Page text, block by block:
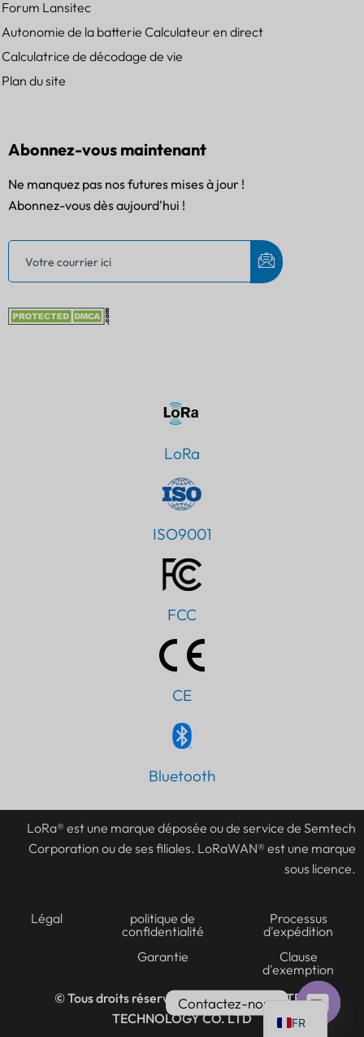
Forum Lansitec
Autonomie de la batterie Calculateur en direct
Calculatrice de décodage de vie
Plan du site
Abonnez-vous maintenant
Ne manquez pas nos futures mises à jour !
Abonnez-vous dès aujourd'hui !
LoRa
ISO9001
FCC
CE
Bluetooth
LoRa® est une marque déposée ou de service de Semtech
Corporation ou de ses filiales. LoRaWAN® est une marque
sous licence.
Légal
politique de
confidentialité
Garantie
Processus
d'expédition
Clause
d'exemption
© Tous droits réservés 2016-2026LANSITEC
TECHNOLOGY CO. LTD
FR
Contactez-nous